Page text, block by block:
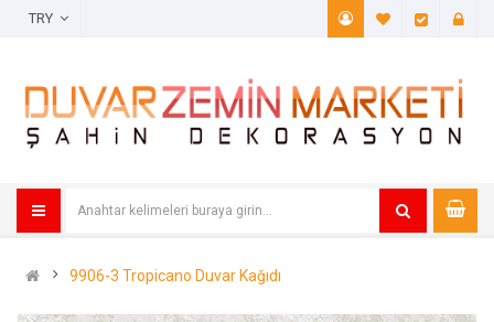
A. Listem
9906-3 Tropicano Duvar Kağıdı